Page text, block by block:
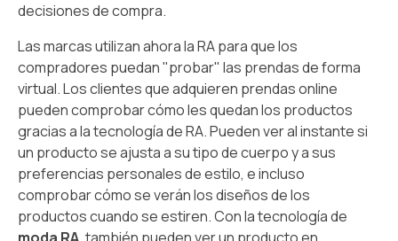
decisiones de compra.
Las marcas utilizan ahora la RA para que los
compradores puedan "probar" las prendas de forma
virtual. Los clientes que adquieren prendas online
pueden comprobar cómo les quedan los productos
gracias a la tecnología de RA. Pueden ver al instante si
un producto se ajusta a su tipo de cuerpo y a sus
preferencias personales de estilo, e incluso
comprobar cómo se verán los diseños de los
productos cuando se estiren. Con la tecnología de